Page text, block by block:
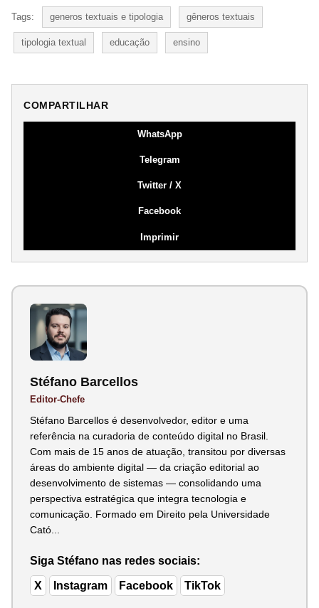
Tags: generos textuais e tipologia gêneros textuais
tipologia textual educação ensino
COMPARTILHAR
WhatsApp
Telegram
Twitter / X
Facebook
Imprimir
Stéfano Barcellos
Editor-Chefe
Stéfano Barcellos é desenvolvedor, editor e uma
referência na curadoria de conteúdo digital no Brasil.
Com mais de 15 anos de atuação, transitou por diversas
áreas do ambiente digital — da criação editorial ao
desenvolvimento de sistemas — consolidando uma
perspectiva estratégica que integra tecnologia e
comunicação. Formado em Direito pela Universidade
Cató...
Siga Stéfano nas redes sociais:
X Instagram Facebook TikTok